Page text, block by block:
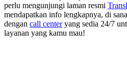
perlu mengunjungi laman resmi
mendapatkan info lengkapnya, di
dengan call centeryang sedia 24/7
layanan yang kamu mau!